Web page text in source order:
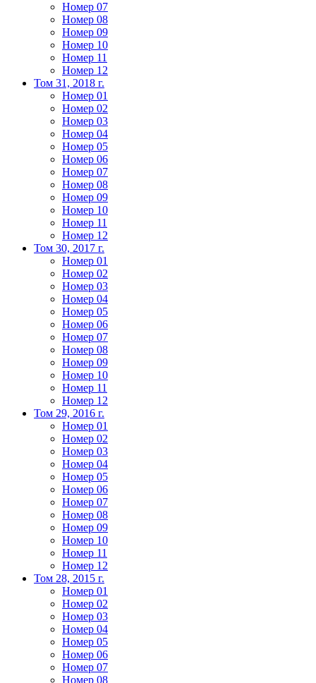
Номер 07
Номер 08
Номер 09
Номер 10
Номер 11
Номер 12
Том 31, 2018 г.
Номер 01
Номер 02
Номер 03
Номер 04
Номер 05
Номер 06
Номер 07
Номер 08
Номер 09
Номер 10
Номер 11
Номер 12
Том 30, 2017 г.
Номер 01
Номер 02
Номер 03
Номер 04
Номер 05
Номер 06
Номер 07
Номер 08
Номер 09
Номер 10
Номер 11
Номер 12
Том 29, 2016 г.
Номер 01
Номер 02
Номер 03
Номер 04
Номер 05
Номер 06
Номер 07
Номер 08
Номер 09
Номер 10
Номер 11
Номер 12
Том 28, 2015 г.
Номер 01
Номер 02
Номер 03
Номер 04
Номер 05
Номер 06
Номер 07
Номер 08